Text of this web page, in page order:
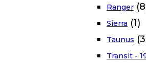
Ranger
Sierra (1)
Taunus
Transit -